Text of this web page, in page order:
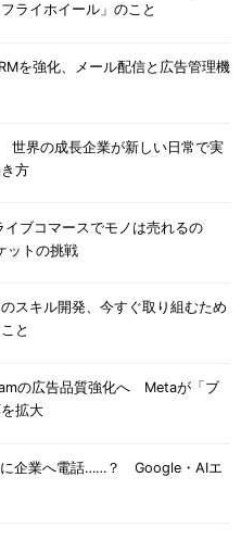
ライホイール」のこと
を強化、メール配信と広告管理機
世界の成長企業が新しい日常で実
方
ブコマースでモノは売れるの
ットの挑戦
スキル開発、今すぐ取り組むため
と
の広告品質強化へ Metaが「ブ
拡大
に企業へ電話……？ Google・AIエ